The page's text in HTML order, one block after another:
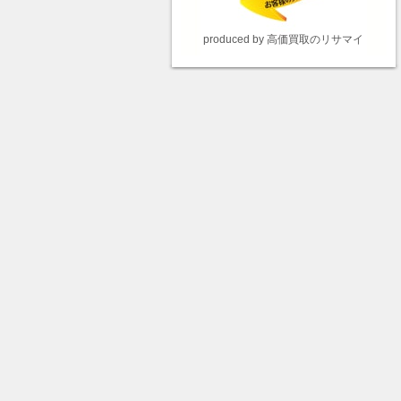
produced by 高価買取のリサマイ